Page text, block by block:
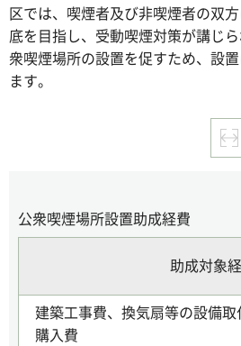
区では、喫煙者及び非喫煙者の双
底を目指し、受動喫煙対策が講じ
衆喫煙場所の設置を促すため、設
ます。
公衆喫煙場所設置助成経費
助成対象
建築工事費、換気扇等の設備
購入費